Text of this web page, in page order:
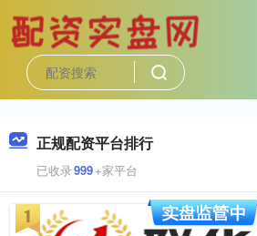
正规配资平台排行
已收录999+家平台